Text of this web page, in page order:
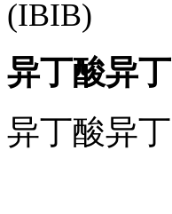
异丁酸异
异丁酸异